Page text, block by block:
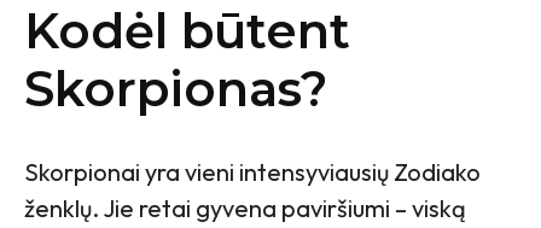
Kodėl būtent
Skorpionas?
Skorpionai yra vieni intensyviausių Zodiako
ženklų. Jie retai gyvena paviršiumi – viską